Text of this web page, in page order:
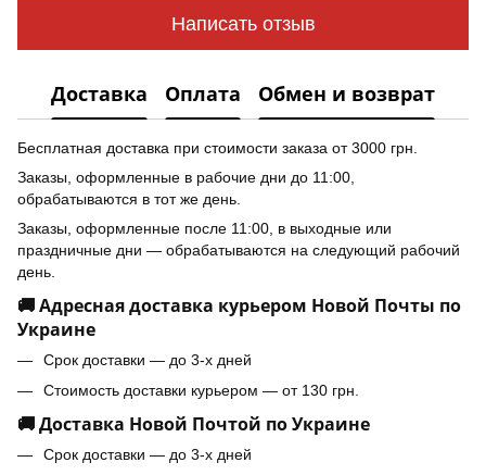
Написать отзыв
Доставка Оплата Обмен и возврат
Бесплатная доставка при стоимости заказа от 3000 грн.
Заказы, оформленные в рабочие дни до 11:00,
обрабатываются в тот же день.
Заказы, оформленные после 11:00, в выходные или
праздничные дни — обрабатываются на следующий рабочий
день.
🚚 Адресная доставка курьером Новой Почты по
Украине
Срок доставки — до 3-х дней
Стоимость доставки курьером — от 130 грн.
🚚 Доставка Новой Почтой по Украине
Срок доставки — до 3-х дней